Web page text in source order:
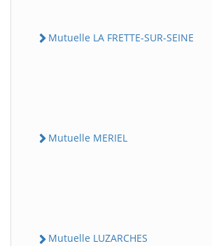
Mutuelle LA FRETTE-SUR-SEINE
Mutuelle MERIEL
Mutuelle LUZARCHES